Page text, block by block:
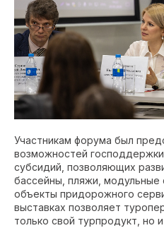
Участникам форума был
возможностей
субсидий, позволяющих
бассейны, пляжи, модульные
объекты придорожного
выставках позволяет
только свой турпродукт, но